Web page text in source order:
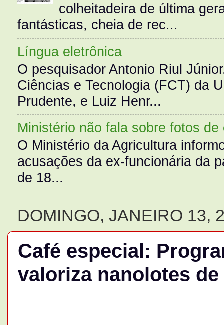
colheitadeira de última
fantásticas, cheia de rec...
Língua eletrônica
O pesquisador Antonio Riul
Ciências e Tecnologia (FCT) da
Prudente, e Luiz Henr...
Ministério não fala sobre fotos de
O Ministério da Agricultura
acusações da ex-funcionária da
de 18...
DOMINGO, JANEIRO 13,
Café especial:
valoriza nanolotes